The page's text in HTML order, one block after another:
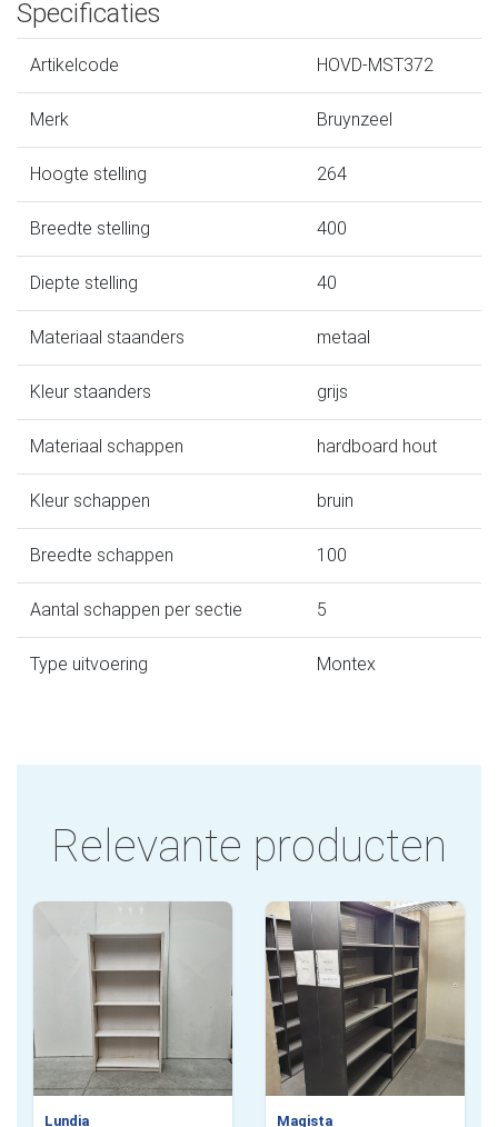
Specificaties
Artikelcode HOVD-MST372
Merk Bruynzeel
Hoogte stelling 264
Breedte stelling 400
Diepte stelling 40
Materiaal staanders metaal
Kleur staanders grijs
Materiaal schappen hardboard hout
Kleur schappen bruin
Breedte schappen 100
Aantal schappen per sectie 5
Type uitvoering Montex
Relevante producten
Lundia Magista